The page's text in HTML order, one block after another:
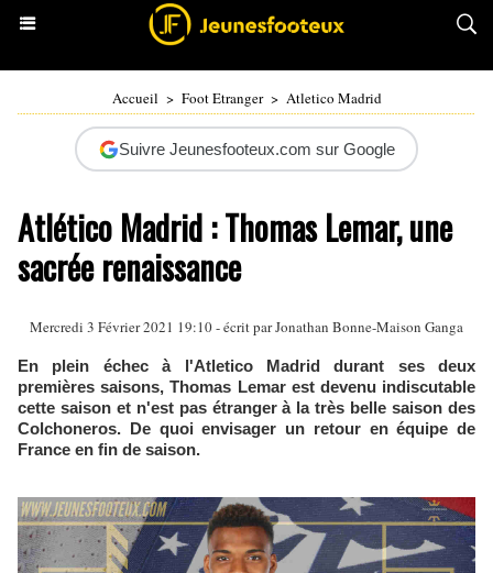
Accueil > Foot Etranger > Atletico Madrid
Suivre Jeunesfooteux.com sur Google
Atlético Madrid : Thomas Lemar, une
sacrée renaissance
Mercredi 3 Février 2021 19:10 - écrit parJonathan Bonne-Maison Ganga
En plein échec à l'Atletico Madrid durant ses deux
premières saisons, Thomas Lemar est devenu indiscutable
cette saison et n'est pas étranger à la très belle saison des
Colchoneros. De quoi envisager un retour en équipe de
France en fin de saison.